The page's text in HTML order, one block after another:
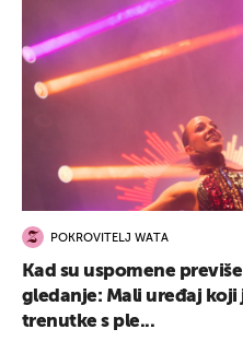
POKROVITELJ WATA
Kad su uspomene
gledanje: Mali uređaj
trenutke s ple...